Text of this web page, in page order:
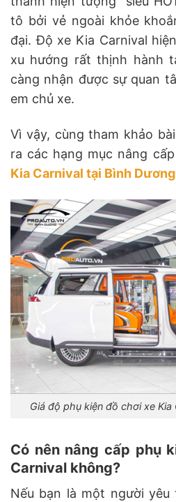
tô bởi vẻ ngoài khỏe
đại. Độ xe Kia Carnival
xu hướng rất thịnh hành
càng nhận được sự quan
em chủ xe.
Vì vậy, cùng tham khảo
ra các hạng mục nâng cấp
Kia Carnival tại Bình Dương
Giá độ phụ kiện đồ chơi xe Kia
Có nên nâng cấp phụ
Carnival không?
Nếu bạn là một người